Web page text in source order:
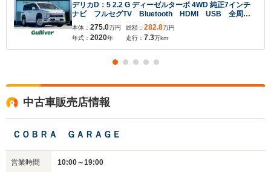
デリカD：5 2.2 G ディーゼルターボ 4WD 純正7インチ
ナビ フルセグTV Bluetooth HDMI USB 全周囲
カメラ ETC 両側パワースライドドア 衝突軽減カメ
ラ レーダークルーズコントロール 車線逸脱防止機
能 ホワイトレター
本体： 275.0万円
年式： 2020年
総額： 282.8万円
走行： 7.3万km
中古車販売店情報
ＣＯＢＲＡ ＧＡＲＡＧＥ
営業時間 10:00～19:00